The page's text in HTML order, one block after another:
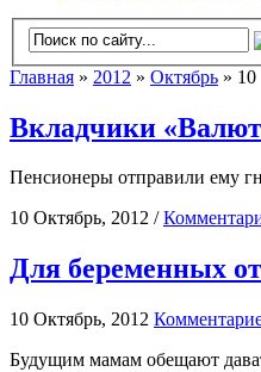
Главная » 2012 » Октябрь » 10
Вкладчики
Пенсионеры отправили ему
10 Октябрь, 2012 /
Для беременных
10 Октябрь, 2012
Будущим мамам обещают